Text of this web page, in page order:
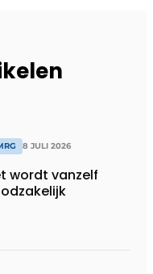
8 JULI 2026
wordt vanzelf